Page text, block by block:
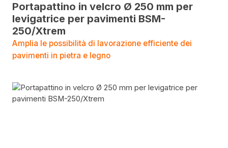
Portapattino in velcro Ø 250 mm per
levigatrice per pavimenti BSM-
250/Xtrem
Amplia le possibilità di lavorazione efficiente dei
pavimenti in pietra e legno
Salta la galleria di immagini